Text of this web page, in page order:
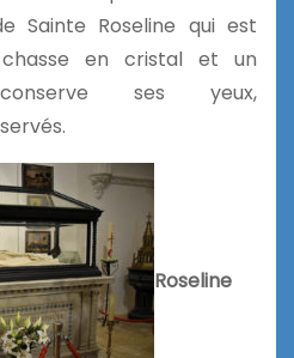
Sainte Roseline qui est
en cristal et un
ses yeux,
Roseline